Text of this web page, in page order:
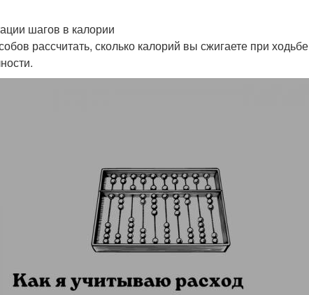
шагов в калории
рассчитать, сколько калорий вы сжигаете при